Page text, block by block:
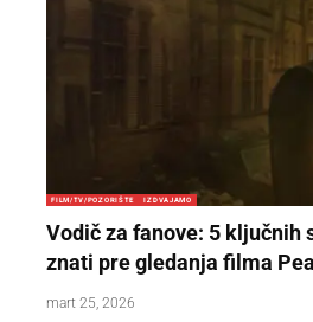
FILM/TV/POZORIŠTE IZDVAJAMO
Vodič za fanove: 5 ključnih
znati pre gledanja filma
mart 25, 2026